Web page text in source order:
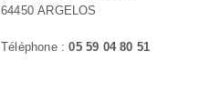
64450 ARGELOS
Téléphone :05 59 04 80 51